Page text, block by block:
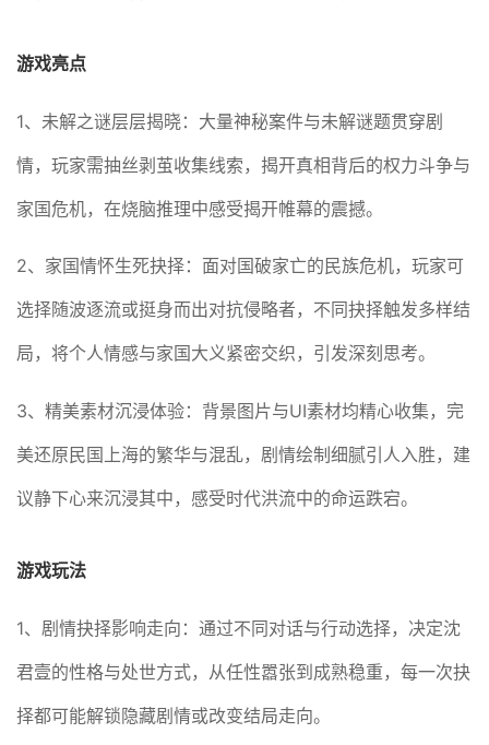
游戏亮点
1、未解之谜层层揭晓：大量神秘案件与未解谜题贯穿剧
情，玩家需抽丝剥茧收集线索，揭开真相背后的权力斗争与
家国危机，在烧脑推理中感受揭开帷幕的震撼。
2、家国情怀生死抉择：面对国破家亡的民族危机，玩家可
选择随波逐流或挺身而出对抗侵略者，不同抉择触发多样结
局，将个人情感与家国大义紧密交织，引发深刻思考。
3、精美素材沉浸体验：背景图片与UI素材均精心收集，完
美还原民国上海的繁华与混乱，剧情绘制细腻引人入胜，建
议静下心来沉浸其中，感受时代洪流中的命运跌宕。
游戏玩法
1、剧情抉择影响走向：通过不同对话与行动选择，决定沈
君壹的性格与处世方式，从任性嚣张到成熟稳重，每一次抉
择都可能解锁隐藏剧情或改变结局走向。